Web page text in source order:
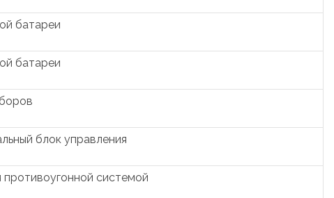
батареи
батареи
блок управления
противоугонной системой